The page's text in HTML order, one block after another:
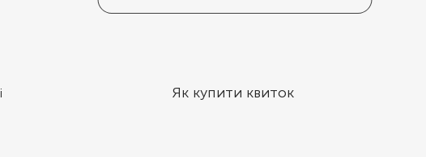
Як купити квиток